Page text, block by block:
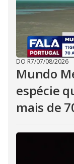
DO R7/07/08/2026
Mundo
espécie
mais de